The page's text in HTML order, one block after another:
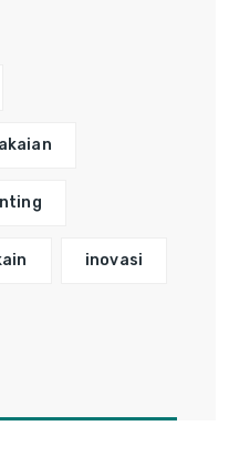
inovasi